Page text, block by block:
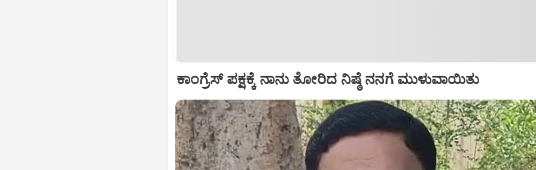
ಕಾಂಗ್ರೆಸ್ ಪಕ್ಷಕ್ಕೆ ನಾನು ತೋರಿದ ನಿಷ್ಠೆ ನನಗೆ ಮುಳುವಾಯಿತು